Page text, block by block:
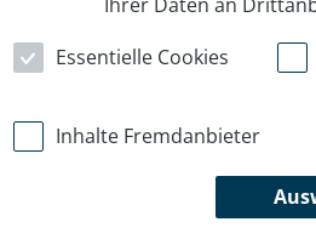
Essentielle Cookies
Inhalte Fremdanbieter